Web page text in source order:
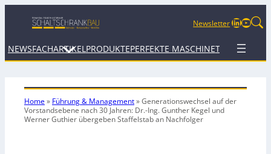
NewsletterLinkedIn
NEWSFACHARTIKEL PRODUKTEPERFEKTE MASCHINETERMINE
Home» Führung & Management»Generationswechsel auf der
Vorstandsebene nach 30 Jahren: Dr.-Ing. Gunther Kegel und
Werner Guthier übergeben Staffelstab an Nachfolger